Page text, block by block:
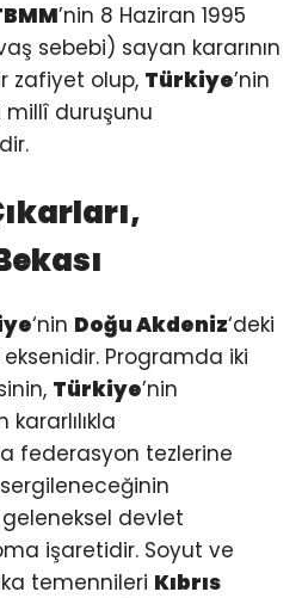
’nin 8 Haziran 1995
sebebi) sayan kararının
zafiyet olup, Türkiye’nin
millî duruşunu
‘nin Doğu Akdeniz‘deki
Programda iki
Türkiye’nin
federasyon tezlerine
devlet
işaretidir. Soyut ve
temennileri Kıbrıs